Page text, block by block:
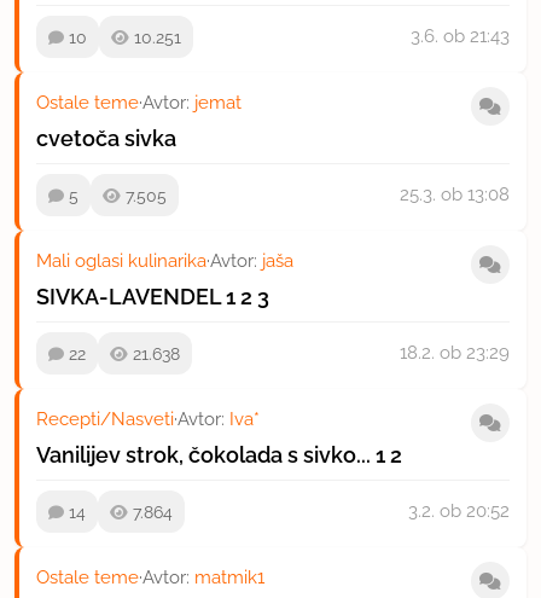
10 10.251 3.6. ob 21:43
Ostale teme·Avtor: jemat
cvetoča sivka
5 7.505 25.3. ob 13:08
Mali oglasi kulinarika·Avtor: jaša
SIVKA-LAVENDEL1 2 3
22 21.638 18.2. ob 23:29
Recepti/Nasveti·Avtor: Iva*
Vanilijev strok, čokolada s sivko... 1 2
14 7.864 3.2. ob 20:52
Ostale teme·Avtor: matmik1